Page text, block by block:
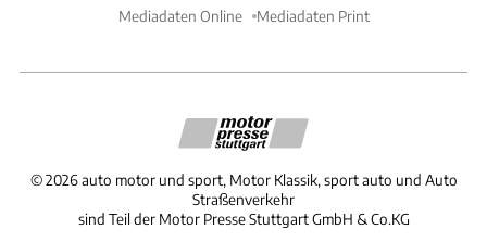
Mediadaten Online Mediadaten Print
©2026 auto motor und sport, Motor Klassik, sport auto und Auto
Straßenverkehr
sind Teil der Motor Presse Stuttgart GmbH & Co.KG